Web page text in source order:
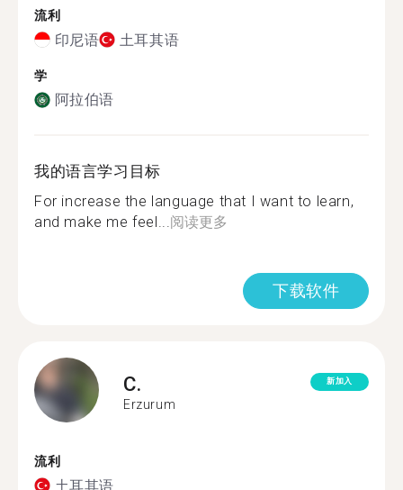
流利
印尼语 土耳其语
学
阿拉伯语
我的语言学习目标
For increase the language that I want to learn,
and make me feel...阅读更多
下载软件
C.
Erzurum
新加入
流利
土耳其语